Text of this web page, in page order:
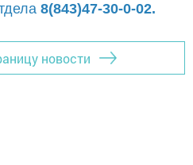
8(843)47-30-0-02.
новости